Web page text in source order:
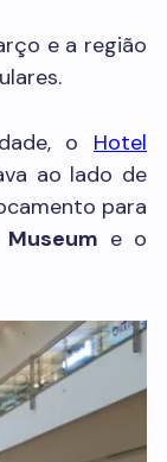
e a região
o Hotel
ao lado de
para
e o